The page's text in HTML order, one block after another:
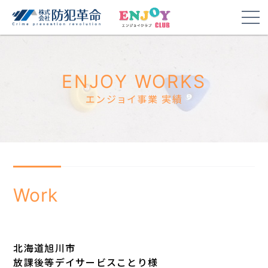
ENJOY WORKS
エンジョイ事業 実績
Work
北海道旭川市
放課後等デイサービスことり様